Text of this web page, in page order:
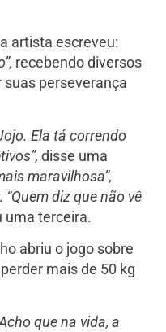
artista escreveu:
recebendo diversos
perseverança
Ela tá correndo
disse uma
maravilhosa”,
“Quem diz que não vê
uma terceira.
abriu o jogo sobre
mais de 50 kg
que na vida, a